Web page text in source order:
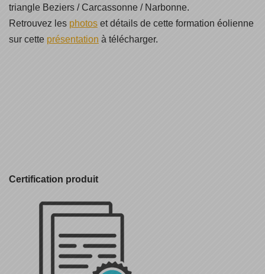
triangle Beziers / Carcassonne / Narbonne.
Retrouvez les photos et détails de cette formation éolienne
sur cette présentation à télécharger.
Certification produit